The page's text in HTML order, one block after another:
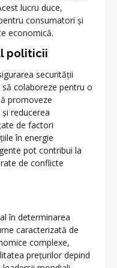
lucru duce,
consumatori și
economică.
politicii
securității
colaboreze pentru o
promoveze
reducerea
de factori
în energie
pot contribui la
de conflicte
în determinarea
caracterizată de
complexe,
prețurilor depind